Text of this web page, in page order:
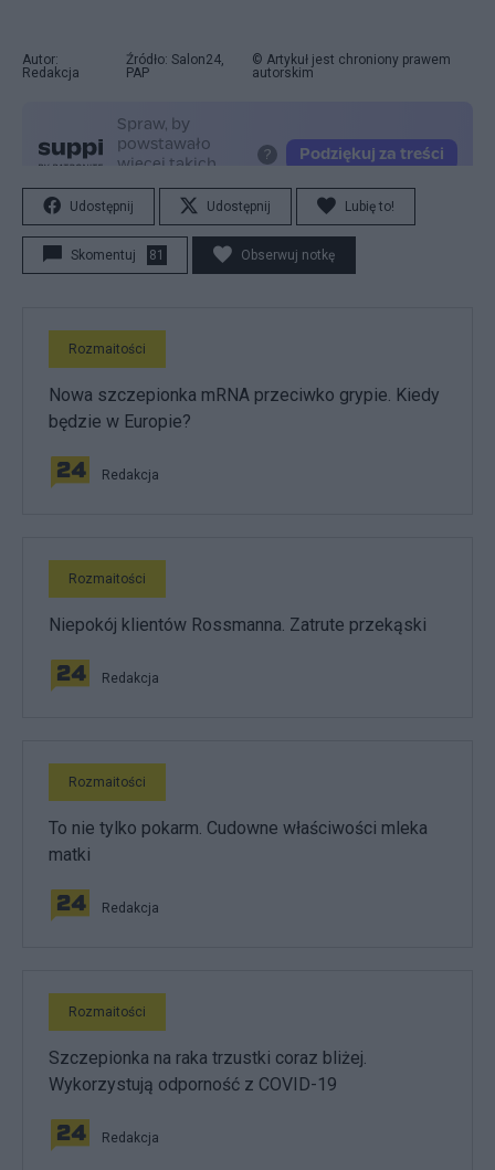
Autor:
Redakcja
Źródło: Salon24,
PAP
© Artykuł jest chroniony prawem
autorskim
Udostępnij Udostępnij Lubię to!
Skomentuj 81 Obserwuj notkę
Rozmaitości
Nowa szczepionka mRNA przeciwko grypie. Kiedy
będzie w Europie?
Redakcja
Rozmaitości
Niepokój klientów Rossmanna. Zatrute przekąski
Redakcja
Rozmaitości
To nie tylko pokarm. Cudowne właściwości mleka
matki
Redakcja
Rozmaitości
Szczepionka na raka trzustki coraz bliżej.
Wykorzystują odporność z COVID-19
Redakcja